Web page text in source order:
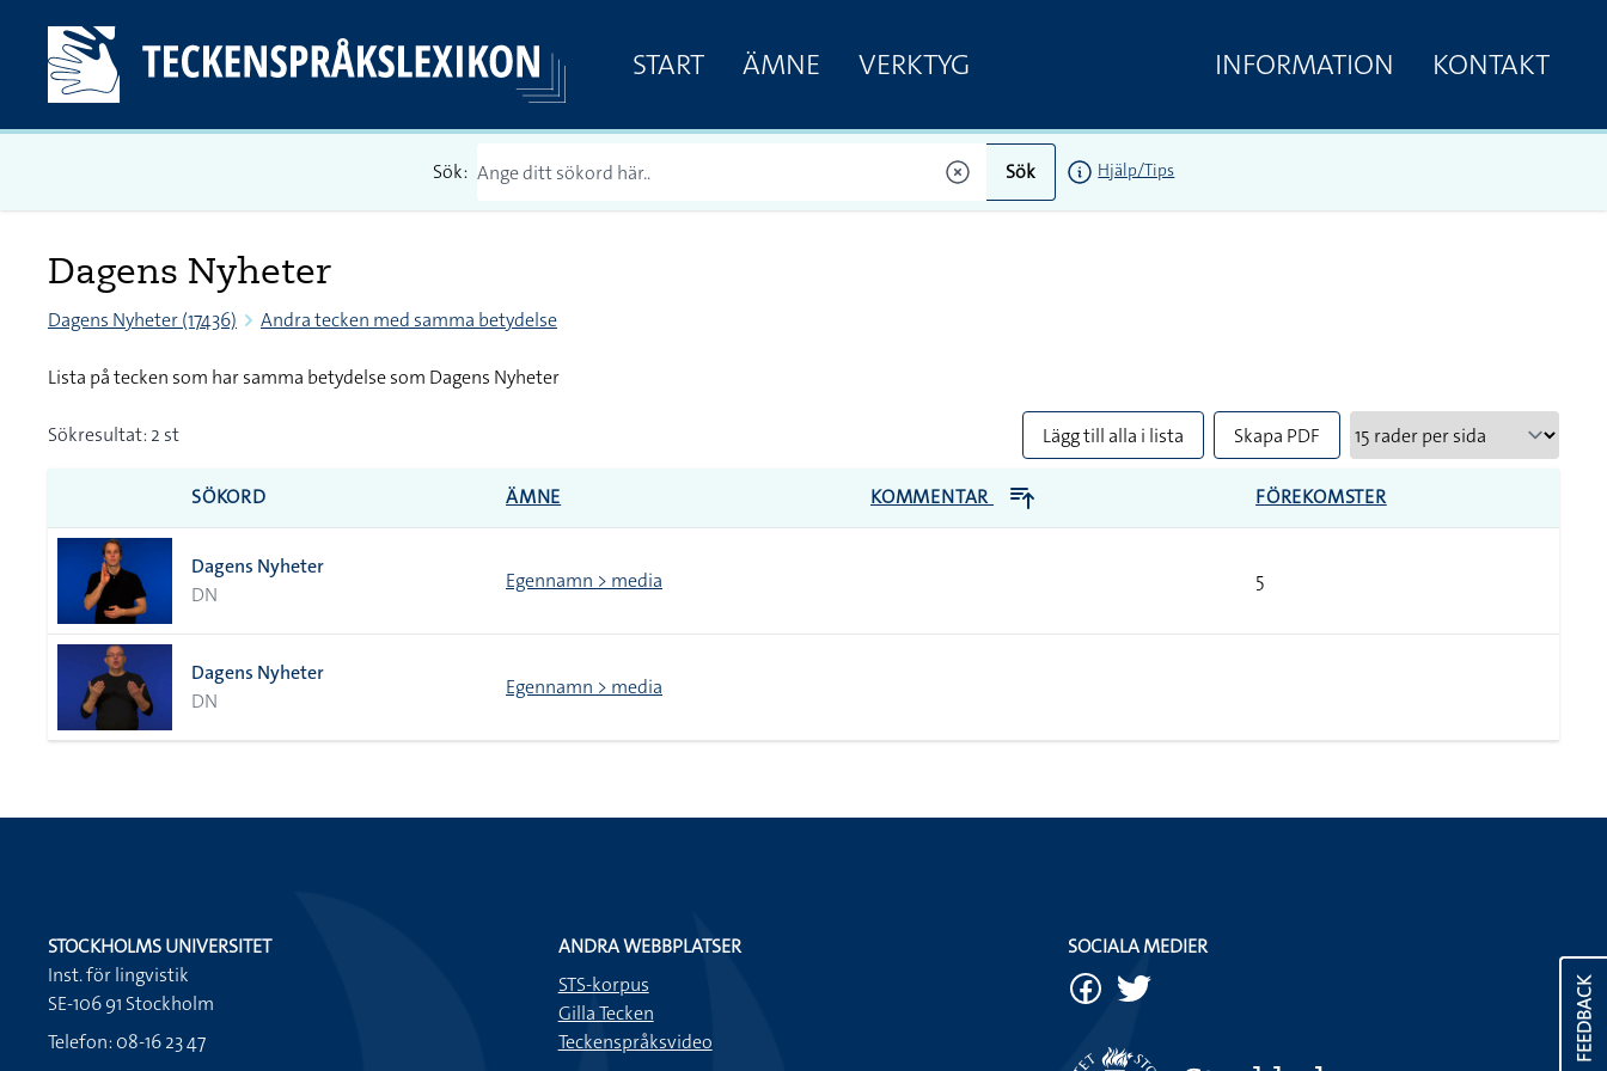
START ÄMNE VERKTYG INFORMATION KONTAKT
Sök: Sök Hjälp/Tips
Dagens Nyheter
Dagens Nyheter (17436) Andra tecken med samma betydelse
Lista på tecken som har samma betydelse som Dagens Nyheter
Sökresultat: 2 st Lägg till alla i lista Skapa PDF
SÖKORD ÄMNE KOMMENTAR FÖREKOMSTER
Dagens Nyheter
DN
Egennamn > media 5
Dagens Nyheter
DN
Egennamn > media
FEEDBACK
STOCKHOLMS UNIVERSITET
Inst. för lingvistik
SE-106 91 Stockholm
Telefon: 08-16 23 47
ANDRA WEBBPLATSER
STS-korpus
Gilla Tecken
Teckenspråksvideo
SOCIALA MEDIER